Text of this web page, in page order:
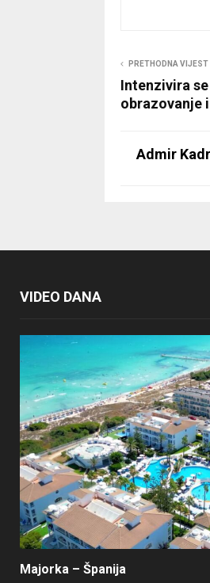
PRETHODNA VIJEST
Intenzivira
obrazovanje
Admir
VIDEO DANA
Majorka – Španija